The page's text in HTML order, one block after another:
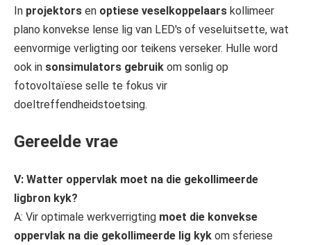
In projektors en optiese veselkoppelaars kollimeer
plano konvekse lense lig van LED's of veseluitsette, wat
eenvormige verligting oor teikens verseker. Hulle word
ook in sonsimulators gebruik om sonlig op
fotovoltaïese selle te fokus vir
doeltreffendheidstoetsing.
Gereelde vrae
V: Watter oppervlak moet na die gekollimeerde
ligbron kyk?
A: Vir optimale werkverrigting moet die konvekse
oppervlak na die gekollimeerde lig kyk om sferiese